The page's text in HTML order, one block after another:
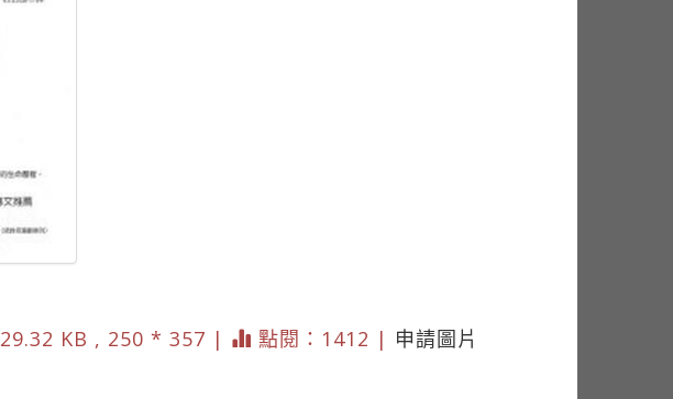
29.32 KB , 250 * 357 | 點閱：1412 | 申請圖片